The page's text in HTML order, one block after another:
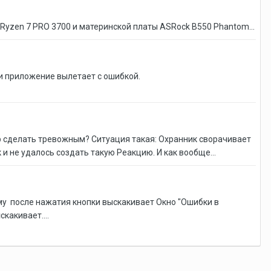
7 PRO 3700 и материнской платы ASRock B550 Phantom...
приложение вылетает с ошибкой.
тревожным? Ситуация такая: Охранник сворачивает
удалось создать такую Реакцию. И как вообще...
после нажатия кнопки выскакивает Окно "Ошибки в